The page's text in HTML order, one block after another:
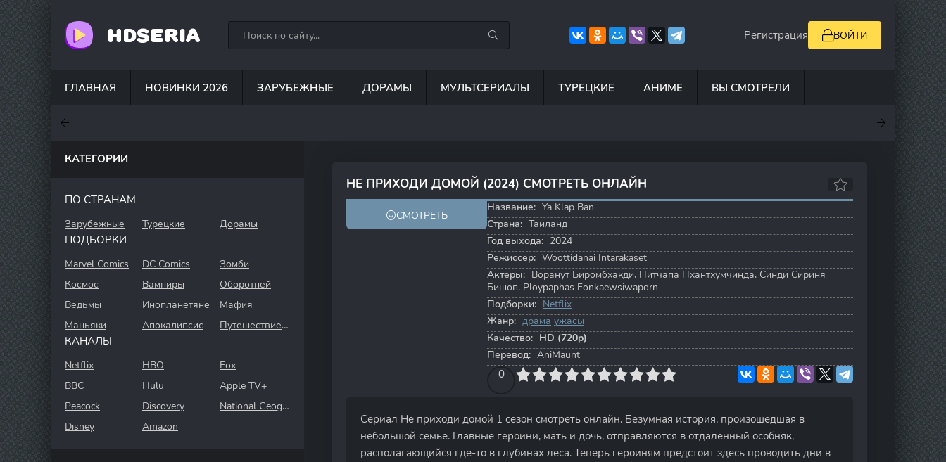
HDSERIA Регистрация ВОЙТИ
ГЛАВНАЯ НОВИНКИ 2026 ЗАРУБЕЖНЫЕ ДОРАМЫ МУЛЬТСЕРИАЛЫ ТУРЕЦКИЕ АНИМЕ ВЫ СМОТРЕЛИ
6.9
НЕ ПРИХОДИ ДОМОЙ (2024) СМОТРЕТЬ ОНЛАЙН
СМОТРЕТЬ
Название: Ya Klap Ban
Страна: Таиланд
Год выхода: 2024
Режиссер: Woottidanai Intarakaset
Актеры: Воранут Биромбхакди, Питчапа Пхантхумчинда, Синди Сириня
Бишоп, Ploypaphas Fonkaewsiwaporn
Подборки: Netflix
Жанр: драма ужасы
Качество: HD (720p)
Перевод: AniMaunt
0
4 6 7 8 9 10
Сериал Не приходи домой 1 сезон смотреть онлайн. Безумная история, произошедшая в
небольшой семье. Главные героини, мать и дочь, отправляются в отдалённый особняк,
располагающийся где-то в глубинах леса. Теперь героиням предстоит здесь проводить дни в
КАТЕГОРИИ
ПО СТРАНАМ
Зарубежные Турецкие Дорамы
ПОДБОРКИ
Marvel Comics DC Comics
Зомби
Космос
Вампиры
Оборотней
Ведьмы
Инопланетяне
Мафия
Маньяки
Апокалипсис Путешествие во времени
КАНАЛЫ
Netflix HBO
Fox
BBC
Hulu
Apple TV+
Peacock
Discovery
National Geographic
Disney
Amazon